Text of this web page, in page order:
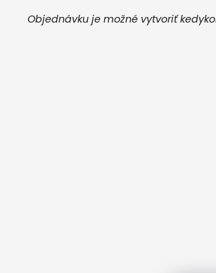
Objednávku je možné vytvoriť